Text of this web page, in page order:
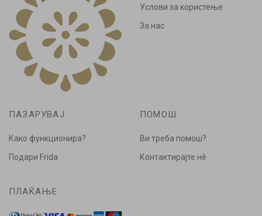
Услови за користење
За нас
ПАЗАРУВАЈ
Како функционира?
Подари Frida
ПОМОШ
Ви треба помош?
Контактирајте нè
ПЛАЌАЊЕ